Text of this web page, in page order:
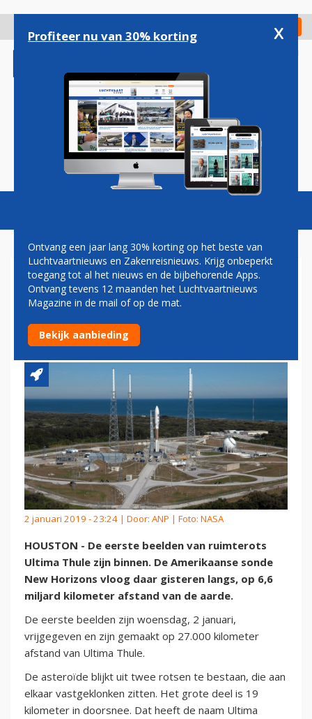
gaan
Check in
Magazine Podcasts Vacatures
SONDE STUURT EERSTE
BEELDEN VAN RUIMTEROTS
ULTIMA THULE
2 januari 2019 - 23:24 | Door: ANP | Foto: NASA
HOUSTON - De eerste beelden van ruimterots
Ultima Thule zijn binnen. De Amerikaanse sonde
New Horizons vloog daar gisteren langs, op 6,6
miljard kilometer afstand van de aarde.
De eerste beelden zijn woensdag, 2 januari,
vrijgegeven en zijn gemaakt op 27.000 kilometer
afstand van Ultima Thule.
De asteroïde blijkt uit twee rotsen te bestaan, die aan
elkaar vastgeklonken zitten. Het grote deel is 19
kilometer in doorsnee. Dat heeft de naam Ultima
Profiteer nu van 30% korting x
Ontvang een jaar lang 30% korting op het beste van
Luchtvaartnieuws en Zakenreisnieuws. Krijg onbeperkt
toegang tot al het nieuws en de bijbehorende Apps.
Ontvang tevens 12 maanden het Luchtvaartnieuws
Magazine in de mail of op de mat.
Bekijk aanbieding